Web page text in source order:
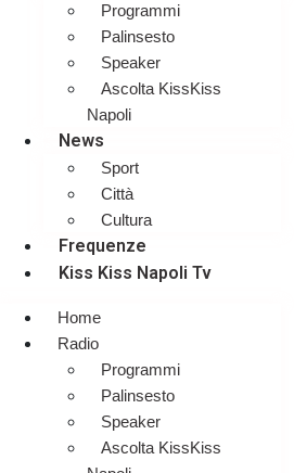
Programmi
Palinsesto
Speaker
Ascolta KissKiss
Napoli
News
Sport
Città
Cultura
Frequenze
Kiss Kiss Napoli Tv
Home
Radio
Programmi
Palinsesto
Speaker
Ascolta KissKiss